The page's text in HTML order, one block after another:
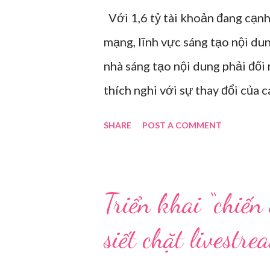
Với 1,6 tỷ tài khoản đang
mạng, lĩnh vực sáng tạo nội
nhà sáng tạo nội dung phải
thích nghi với sự thay đổi của
vài phút, phòng khách được
Một chiếc điện thoại được gắn
bị sẵn lời thoại và trao đổi
SHARE POST A COMMENT
Triển khai
siết chặt